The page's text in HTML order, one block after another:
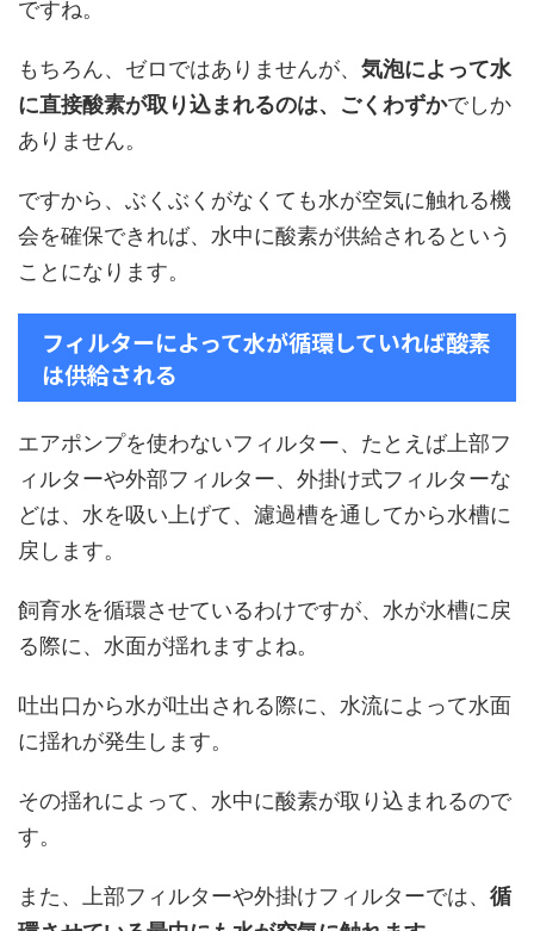
ですね。
もちろん、ゼロではありませんが、 気泡によって水
に直接酸素が取り込まれるのは、ごくわずかでしか
ありません。
ですから、ぶくぶくがなくても水が空気に触れる機
会を確保できれば、水中に酸素が供給されるという
ことになります。
フィルターによって水が循環していれば酸素
は供給される
エアポンプを使わないフィルター、たとえば上部フ
ィルターや外部フィルター、外掛け式フィルターな
どは、水を吸い上げて、濾過槽を通してから水槽に
戻します。
飼育水を循環させているわけですが、水が水槽に戻
る際に、水面が揺れますよね。
吐出口から水が吐出される際に、水流によって水面
に揺れが発生します。
その揺れによって、水中に酸素が取り込まれるので
す。
また、上部フィルターや外掛けフィルターでは、 循